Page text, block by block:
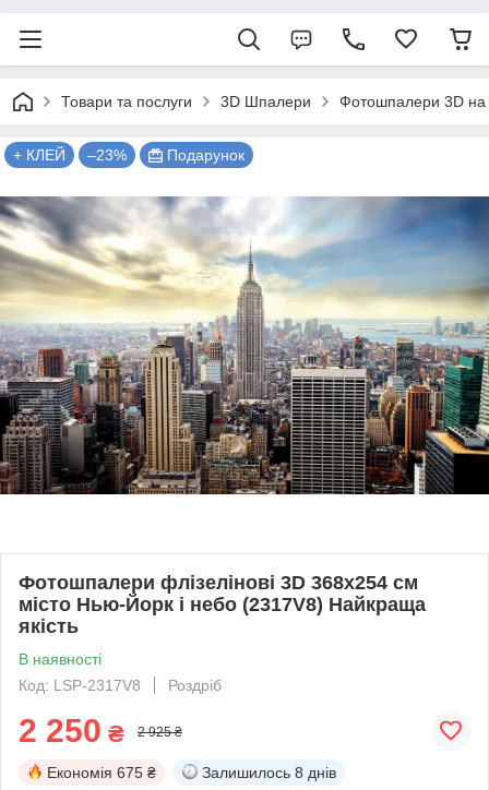
Товари та послуги 3D Шпалери Фотошпалери 3D на
+ КЛЕЙ –23% Подарунок
Фотошпалери флізелінові 3D 368х254 см
місто Нью-Йорк і небо (2317V8) Найкраща
якість
В наявності
Код: LSP-2317V8
Роздріб
2 250 ₴ 2 925 ₴
Економія 675 ₴ Залишилось 8 днів